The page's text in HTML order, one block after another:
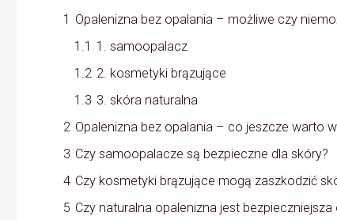
1 Opalenizna bez opalania – możliwe czy
1.1 1. samoopalacz
1.2 2. kosmetyki brązujące
1.3 3. skóra naturalna
2 Opalenizna bez opalania – co jeszcze warto
3 Czy samoopalacze są bezpieczne dla skóry?
4 Czy kosmetyki brązujące mogą zaszkodzić
5 Czy naturalna opalenizna jest bezpieczniejsza